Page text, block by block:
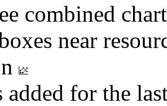
combined
near
added for the